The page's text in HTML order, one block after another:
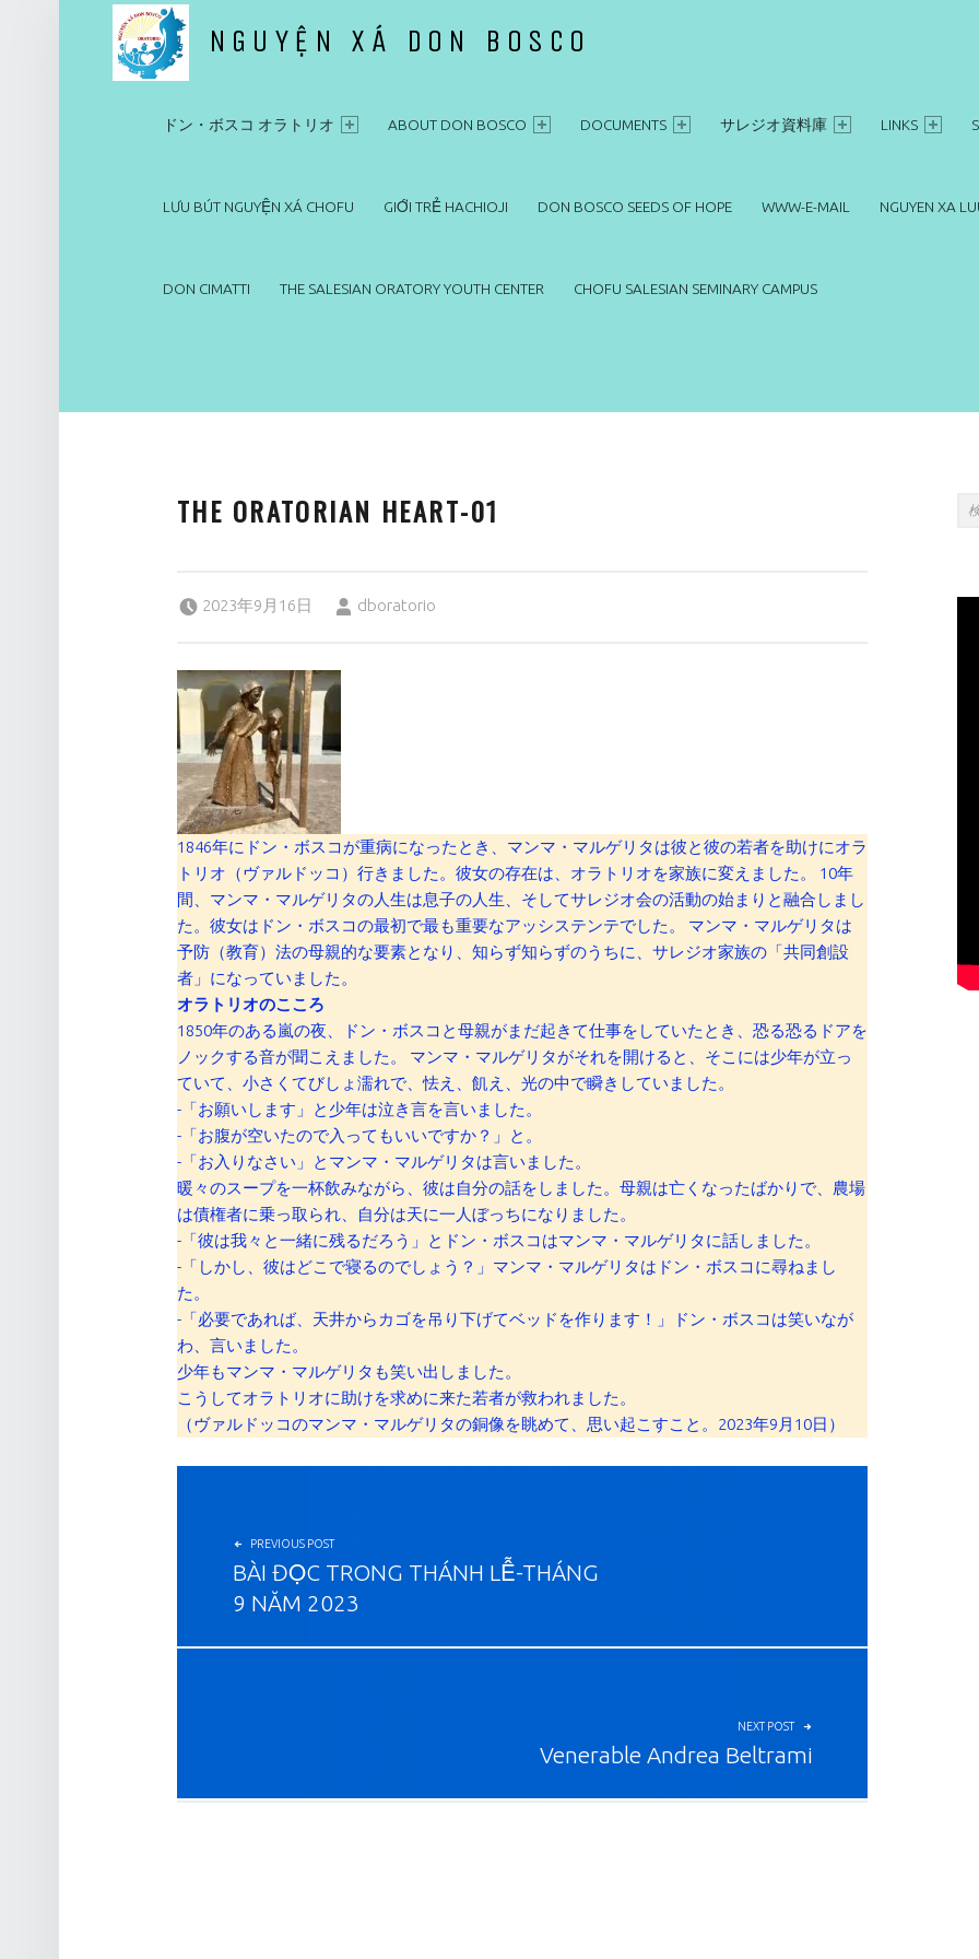
NGUYỆN XÁ DON BOSCO
PRIMARY MENU
ドン・ボスコ オラトリオ ABOUT DON BOSCO DOCUMENTS サレジオ資料庫 LINKS
LƯU BÚT NGUYỆN XÁ CHOFU GIỚI TRẺ HACHIOJI DON BOSCO SEEDS OF HOPE WWW-E-MAIL NGUYEN XA
DON CIMATTI THE SALESIAN ORATORY YOUTH CENTER CHOFU SALESIAN SEMINARY CAMPUS
THE ORATORIAN HEART-01
2023年9月16日 dboratorio
1846年にドン・ボスコが重病になったとき、マンマ・マルゲリタは彼と彼の若者を助けにオラ
トリオ（ヴァルドッコ）行きました。彼女の存在は、オラトリオを家族に変えました。 10年
間、マンマ・マルゲリタの人生は息子の人生、そしてサレジオ会の活動の始まりと融合しまし
た。彼女はドン・ボスコの最初で最も重要なアッシステンテでした。 マンマ・マルゲリタは
予防（教育）法の母親的な要素となり、知らず知らずのうちに、サレジオ家族の「共同創設
者」になっていました。
オラトリオのこころ
1850年のある嵐の夜、ドン・ボスコと母親がまだ起きて仕事をしていたとき、恐る恐るドアを
ノックする音が聞こえました。 マンマ・マルゲリタがそれを開けると、そこには少年が立っ
ていて、小さくてびしょ濡れで、怯え、飢え、光の中で瞬きしていました。
-「お願いします」と少年は泣き言を言いました。
-「お腹が空いたので入ってもいいですか？」と。
-「お入りなさい」とマンマ・マルゲリタは言いました。
暖々のスープを一杯飲みながら、彼は自分の話をしました。母親は亡くなったばかりで、農場
は債権者に乗っ取られ、自分は天に一人ぼっちになりました。
-「彼は我々と一緒に残るだろう」とドン・ボスコはマンマ・マルゲリタに話しました。
-「しかし、彼はどこで寝るのでしょう？」マンマ・マルゲリタはドン・ボスコに尋ねまし
た。
-「必要であれば、天井からカゴを吊り下げてベッドを作ります！」ドン・ボスコは笑いなが
わ、言いました。
少年もマンマ・マルゲリタも笑い出しました。
こうしてオラトリオに助けを求めに来た若者が救われました。
（ヴァルドッコのマンマ・マルゲリタの銅像を眺めて、思い起こすこと。2023年9月10日）
投稿ナビゲーション
PREVIOUS POST
BÀI ĐỌC TRONG THÁNH LỄ-THÁNG
9 NĂM 2023
NEXT POST
Venerable Andrea Beltrami